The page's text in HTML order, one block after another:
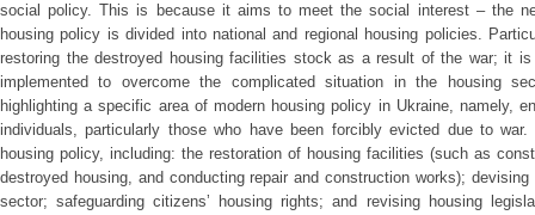
social policy. This is because it aims to meet the social interest – the
housing policy is divided into national and regional housing policies.
restoring the destroyed housing facilities stock as a result of the war; it
implemented to overcome the complicated situation in the housing
highlighting a specific area of modern housing policy in Ukraine, namely,
individuals, particularly those who have been forcibly evicted due to
housing policy, including: the restoration of housing facilities (such as
destroyed housing, and conducting repair and construction works);
sector; safeguarding citizensʼ housing rights; and revising housing